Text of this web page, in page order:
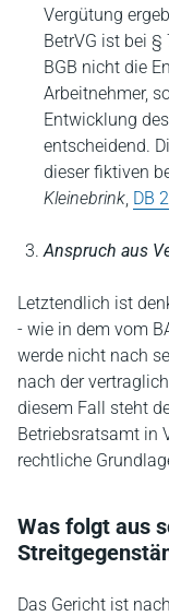
Vergütung
BetrVG ist bei §
BGB nicht die
Arbeitnehmer,
Entwicklung
entscheidend.
dieser fiktiven
Kleinebrink, DB
Anspruch aus
Letztendlich ist
- wie in dem vom
werde nicht nach
nach der
diesem Fall steht
Betriebsratsamt in
rechtliche
Was folgt aus
Das Gericht ist